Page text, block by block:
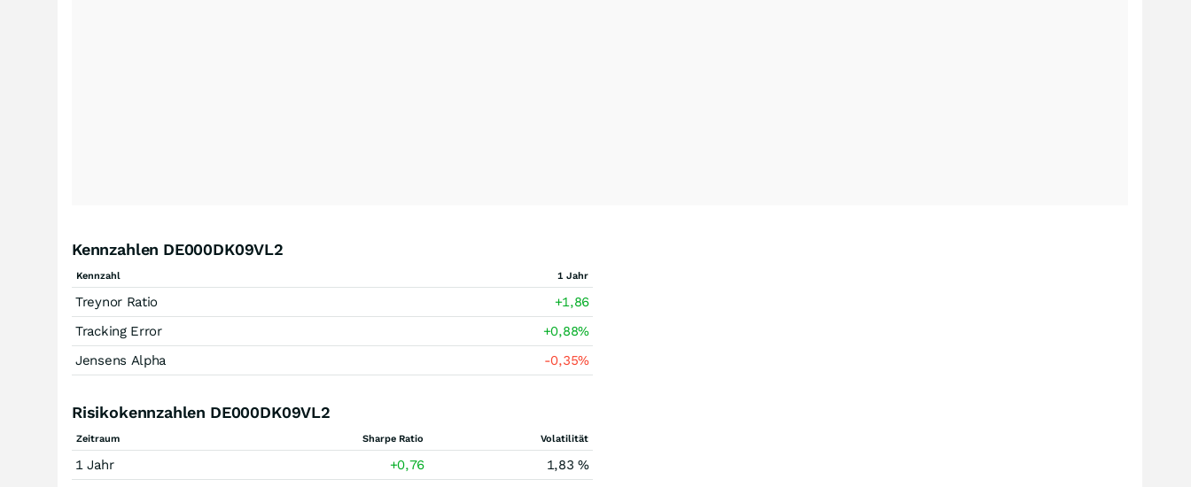
Kennzahlen DE000DK09VL2
Kennzahl 1 Jahr
Treynor Ratio
+1,86
Tracking Error
+0,88%
Jensens Alpha
-0,35%
Risikokennzahlen DE000DK09VL2
Zeitraum Sharpe Ratio Volatilität
1 Jahr +0,76
1,83 %